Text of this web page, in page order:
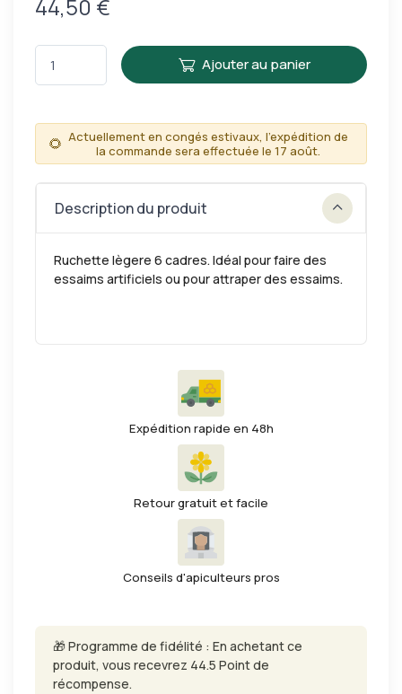
44,50 €
Ajouter au panier
🌻 Actuellement en congés estivaux, l'expédition de
la commande sera effectuée le 17 août.
Description du produit
Ruchette lègere 6 cadres. Idéal pour faire des
essaims artificiels ou pour attraper des essaims.
Expédition rapide en 48h
Retour gratuit et facile
Conseils d'apiculteurs pros
🎁 Programme de fidélité : En achetant ce
produit, vous recevrez 44.5 Point de
récompense.